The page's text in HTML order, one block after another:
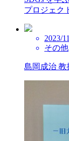
プロジェク
2023/
その他
島岡成治 教